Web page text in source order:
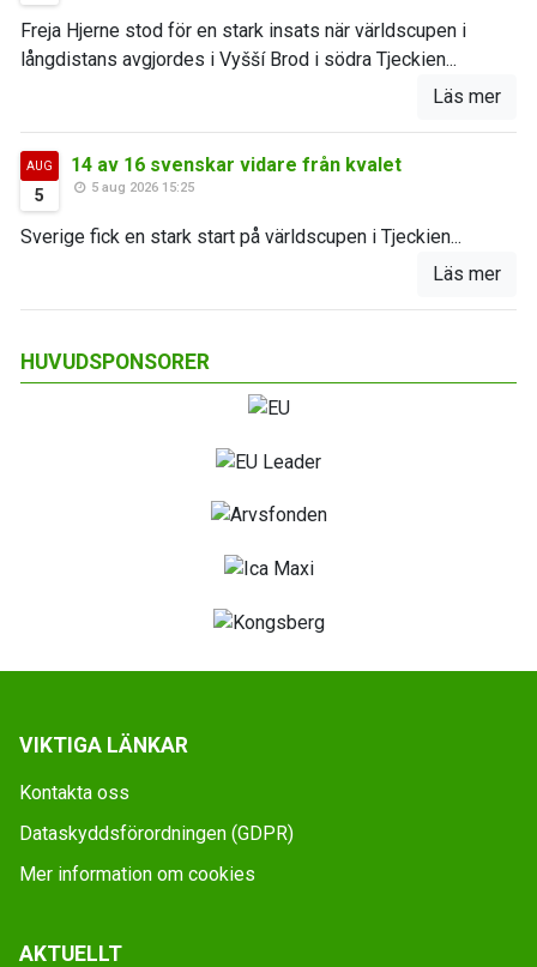
Freja Hjerne stod för en stark insats när världscupen i
långdistans avgjordes i Vyšší Brod i södra Tjeckien...
Läs mer
AUG
5
14 av 16 svenskar vidare från kvalet
5 aug 2026 15:25
Sverige fick en stark start på världscupen i Tjeckien...
Läs mer
HUVUDSPONSORER
VIKTIGA LÄNKAR
Kontakta oss
Dataskyddsförordningen (GDPR)
Mer information om cookies
AKTUELLT